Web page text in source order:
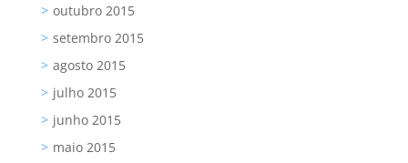
outubro 2015
setembro 2015
agosto 2015
julho 2015
junho 2015
maio 2015